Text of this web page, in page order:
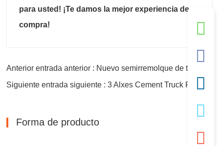
para usted! ¡Te damos la mejor experiencia de
compra!
Forma de producto